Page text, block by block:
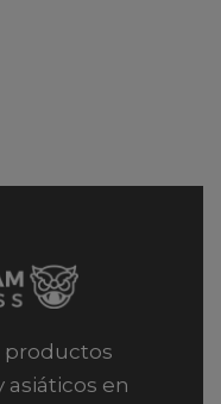
productos
asiáticos en